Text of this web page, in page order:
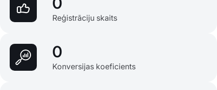
Reģistrāciju skaits
0
Konversijas koeficients